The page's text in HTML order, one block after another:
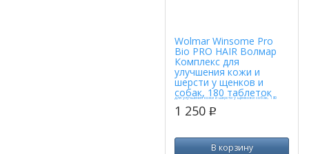
Wolmar Winsome Pro
Bio PRO HAIR Волмар
Комплекс для
улучшения кожи и
шерсти у щенков и
собак, 180 таблеток
1 250 p
В корзину